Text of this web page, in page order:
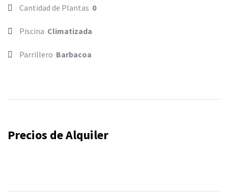
Cantidad de Plantas 0
Piscina Climatizada
Parrillero Barbacoa
Precios de Alquiler